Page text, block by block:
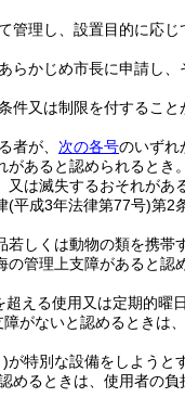
理し、設置目的に応じ
かじめ市長に申請し、
件又は制限を付すること
者が、 次の各号のいずれ
あると認められるとき。
は滅失するおそれがあ
(平成3年法律第77号)第2
しくは動物の類を携帯
管理上支障があると認
える使用又は定期的曜
がないと認めるときは、
)が特別な設備をしようと
るときは、使用者の